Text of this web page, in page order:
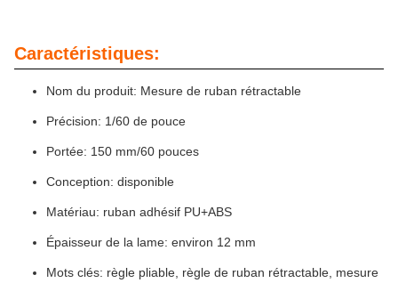
Caractéristiques:
Nom du produit: Mesure de ruban rétractable
Précision: 1/60 de pouce
Portée: 150 mm/60 pouces
Conception: disponible
Matériau: ruban adhésif PU+ABS
Épaisseur de la lame: environ 12 mm
Mots clés: règle pliable, règle de ruban rétractable, mesure